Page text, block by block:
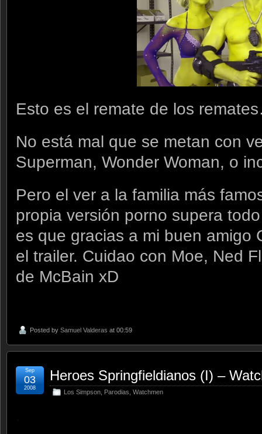
Esto es el remate de los
No está mal que se metan con
Superman, Wonder Woman, o
Pero el ver a la familia más
propia versión porno supera
es que gracias a mi buen amigo
el trailer. Cuidao con Moe, Ned
de McBain xD
Posted by Samuel Valderas at 00:59
Heroes Springfieldianos (I) –
Los Simpson Parodias Watchmen
Sep
03
2008